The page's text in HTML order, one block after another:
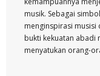
musik. Sebagai
menginspirasi
bukti kekuatan abadi
menyatukan orang-